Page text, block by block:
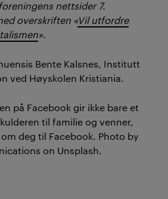
nettsider 7.
overskriften «Vil utfordre
».
Bente Kalsnes, Institutt
ved Høyskolen Kristiania.
på Facebook gir ikke bare et
til familie og venner,
deg til Facebook. Photo by
on Unsplash.